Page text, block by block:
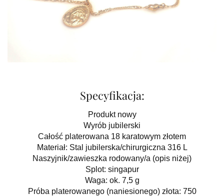
Specyfikacja:
Produkt nowy
Wyrób jubilerski
Całość platerowana 18 karatowym złotem
Materiał: Stal jubilerska/chirurgiczna 316 L
Naszyjnik/zawieszka rodowany/a (opis niżej)
Splot: singapur
Waga: ok. 7,5 g
Próba platerowanego (naniesionego) złota: 750